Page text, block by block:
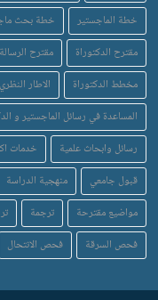
خطة الماجستير
خطة بحث
مقترح الدكتوراة
مقترح الرسالة
مخطط الدكتوراة
الاطار النظري
المساعدة في رسائل الماجستير و
رسائل وابحاث علمية
خدمات
قبول جامعي
منهجية الدراسة
مواضيع مقترحة
ترجمة
فحص السرقة
فحص الانتحال